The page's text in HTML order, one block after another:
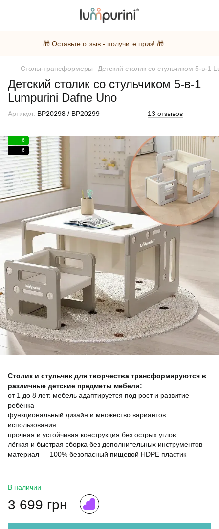
🎁 Оставьте отзыв - получите приз! 🎁
Столы-трансформеры Детский столик со стульчиком 5-в-1
Детский столик со стульчиком 5-в-1
Lumpurini Dafne Uno
Артикул: BP20298 / BP20299 13 отзывов
6
6
Столик и стульчик для творчества трансформируются в
различные детские предметы мебели:
от 1 до 8 лет: мебель адаптируется под рост и развитие
ребёнка
функциональный дизайн и множество вариантов
использования
прочная и устойчивая конструкция без острых углов
лёгкая и быстрая сборка без дополнительных инструментов
материал — 100% безопасный пищевой HDPE пластик
В наличии
3 699 грн